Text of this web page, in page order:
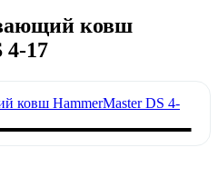
ковш
4-17